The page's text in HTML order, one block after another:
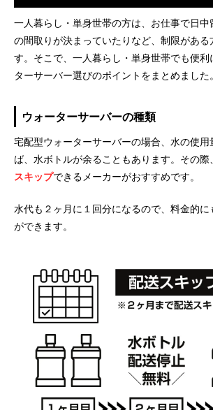
一人暮らし・単身世帯の方は、お仕事で日
の間取りが決まっていたりなど、制限がある
す。そこで、一人暮らし・単身世帯でも便
ターサーバー選びのポイントをまとめました。
ウォーターサーバーの種類
宅配型ウォーターサーバーの場合、水の使
ば、水ボトルが余ることもあります。その際、
スキップできるメーカーがおすすめです。
水代も２ヶ月に１回分になるので、料金的に
ができます。